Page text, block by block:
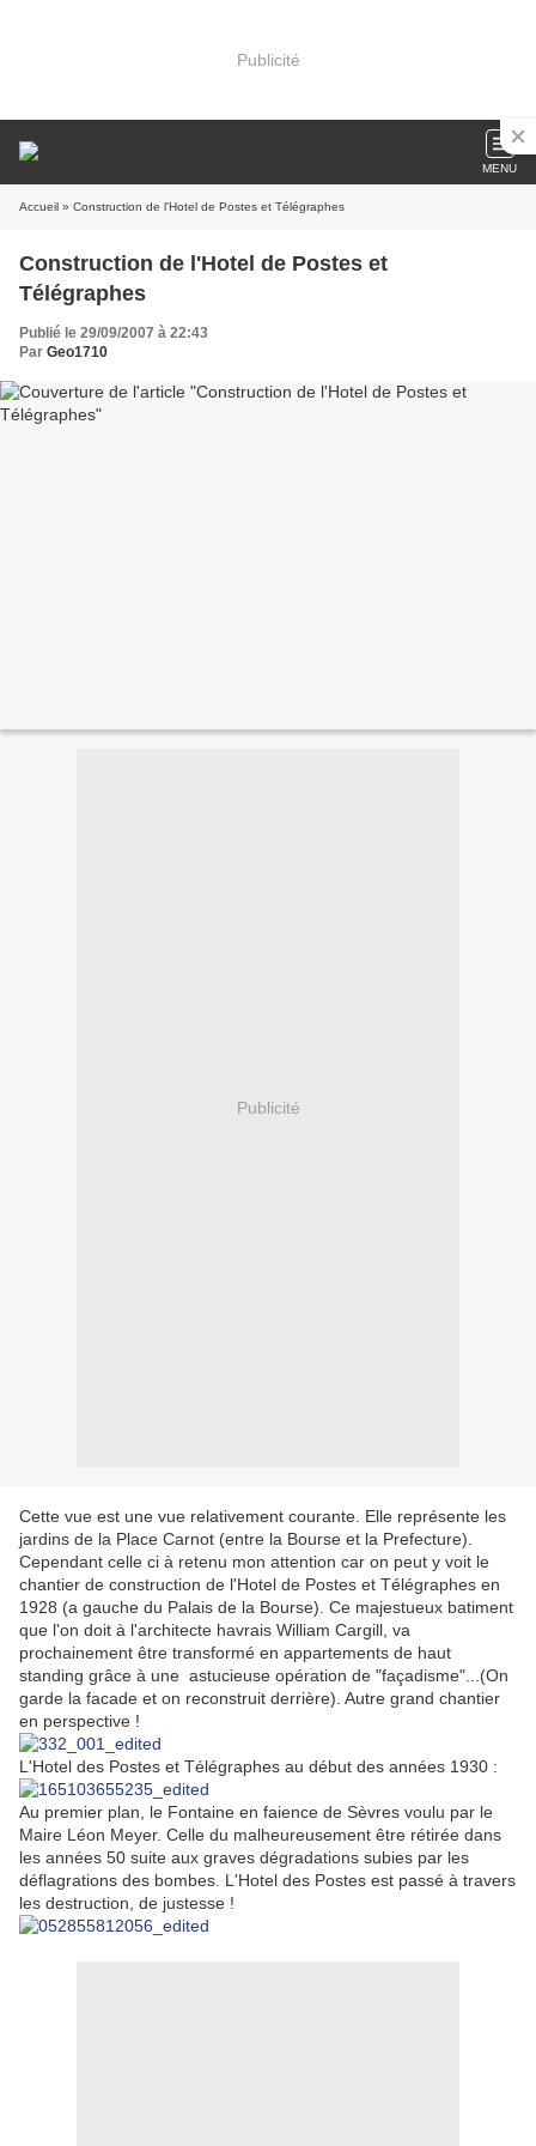
Publicité
MENU
Accueil » Construction de l'Hotel de Postes et Télégraphes
Construction de l'Hotel de Postes et
Télégraphes
Publié le 29/09/2007 à 22:43
Par Geo1710
Publicité
Cette vue est une vue relativement courante. Elle représente les
jardins de la Place Carnot (entre la Bourse et la Prefecture).
Cependant celle ci à retenu mon attention car on peut y voit le
chantier de construction de l'Hotel de Postes et Télégraphes en
1928 (a gauche du Palais de la Bourse). Ce majestueux batiment
que l'on doit à l'architecte havrais William Cargill, va
prochainement être transformé en appartements de haut
standing grâce à une astucieuse opération de "façadisme"...(On
garde la facade et on reconstruit derrière). Autre grand chantier
en perspective !
L'Hotel des Postes et Télégraphes au début des années 1930 :
Au premier plan, le Fontaine en faience de Sèvres voulu par le
Maire Léon Meyer. Celle du malheureusement être rétirée dans
les années 50 suite aux graves dégradations subies par les
déflagrations des bombes. L'Hotel des Postes est passé à travers
les destruction, de justesse !